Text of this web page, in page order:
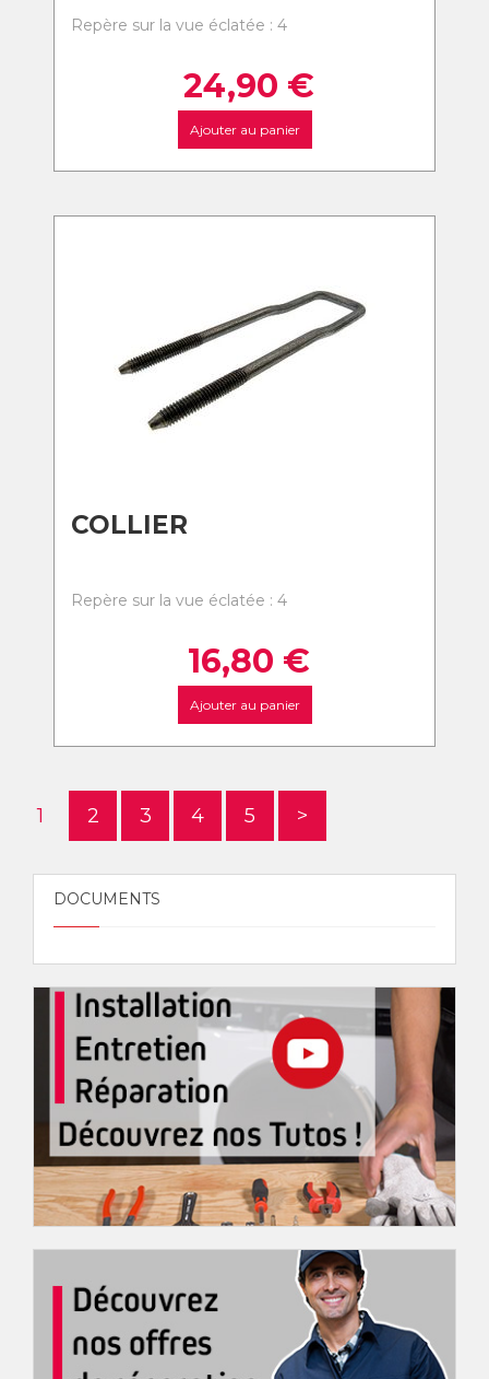
Repère sur la vue éclatée : 4
24,90 €
Ajouter au panier
COLLIER
Repère sur la vue éclatée : 4
16,80 €
Ajouter au panier
1 2 3 4 5 >
DOCUMENTS